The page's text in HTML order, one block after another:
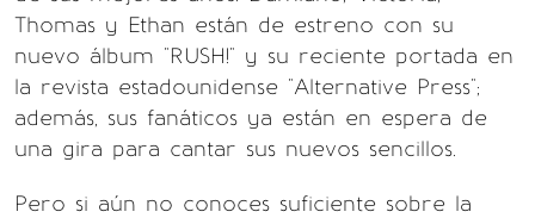
Thomas y Ethan están de estreno con su
nuevo álbum "RUSH!" y su reciente portada en
la revista estadounidense "Alternative Press";
además, sus fanáticos ya están en espera de
una gira para cantar sus nuevos sencillos.
Pero si aún no conoces suficiente sobre la